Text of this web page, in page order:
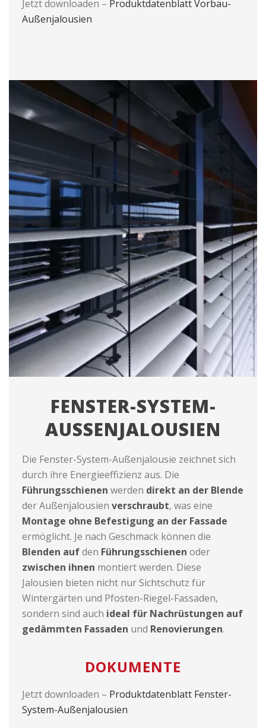
Jetzt downloaden – Produktdatenblatt Vorbau-
Außenjalousien
FENSTER-SYSTEM-
AUSSENJALOUSIEN
Die Fenster-System-Außenjalousie zeichnet sich
durch ihre Energieeffizienz aus. Die
Führungsschienen werden direkt an der Blende
der Außenjalousienverschraubt, was eine
Montage ohne Befestigung an der Fassade
ermöglicht. Je nach Geschmack können die
Blenden aufden Führungsschienen oder
zwischen ihnen montiert werden. Diese
Jalousien bieten nicht nur Sichtschutz für
Wintergärten und Pfosten-Riegel-Fassaden,
sondern sind auch ideal für Nachrüstungen auf
gedämmten Fassaden und Renovierungen.
DOKUMENTE
Jetzt downloaden – Produktdatenblatt Fenster-
System-Außenjalousien